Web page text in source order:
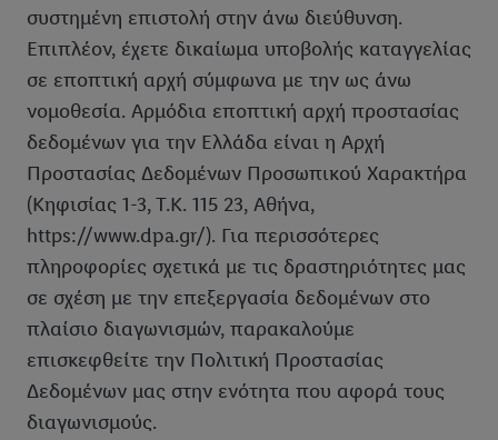
συστημένη επιστολή στην άνω διεύθυνση.
Επιπλέον, έχετε δικαίωμα υποβολής καταγγελίας
σε εποπτική αρχή σύμφωνα με την ως άνω
νομοθεσία. Αρμόδια εποπτική αρχή προστασίας
δεδομένων για την Ελλάδα είναι η Αρχή
Προστασίας Δεδομένων Προσωπικού Χαρακτήρα
(Κηφισίας 1-3, Τ.Κ. 115 23, Αθήνα,
https://www.dpa.gr/). Για περισσότερες
πληροφορίες σχετικά με τις δραστηριότητες μας
σε σχέση με την επεξεργασία δεδομένων στο
πλαίσιο διαγωνισμών, παρακαλούμε
επισκεφθείτε την Πολιτική Προστασίας
Δεδομένων μας στην ενότητα που αφορά τους
διαγωνισμούς.